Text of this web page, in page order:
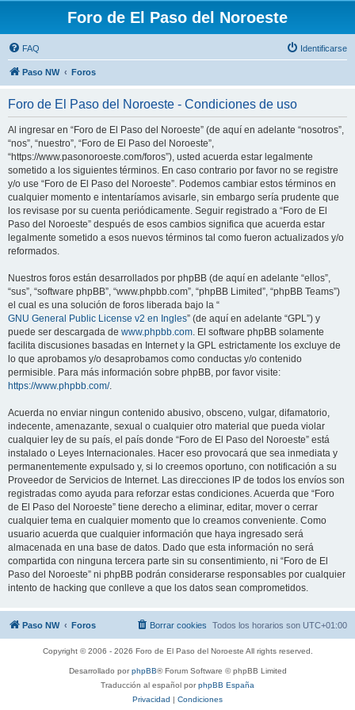
Foro de El Paso del Noroeste
FAQ Identificarse
Paso NW Foros
Foro de El Paso del Noroeste - Condiciones de uso
Al ingresar en “Foro de El Paso del Noroeste” (de aquí en adelante “nosotros”,
“nos”, “nuestro”, “Foro de El Paso del Noroeste”,
“https://www.pasonoroeste.com/foros”), usted acuerda estar legalmente
sometido a los siguientes términos. En caso contrario por favor no se registre
y/o use “Foro de El Paso del Noroeste”. Podemos cambiar estos términos en
cualquier momento e intentaríamos avisarle, sin embargo sería prudente que
los revisase por su cuenta periódicamente. Seguir registrado a “Foro de El
Paso del Noroeste” después de esos cambios significa que acuerda estar
legalmente sometido a esos nuevos términos tal como fueron actualizados y/o
reformados.
Nuestros foros están desarrollados por phpBB (de aquí en adelante “ellos”,
“sus”, “software phpBB”, “www.phpbb.com”, “phpBB Limited”, “phpBB Teams”)
el cual es una solución de foros liberada bajo la “
GNU General Public License v2 en Ingles” (de aquí en adelante “GPL”) y
puede ser descargada de www.phpbb.com. El software phpBB solamente
facilita discusiones basadas en Internet y la GPL estrictamente los excluye de
lo que aprobamos y/o desaprobamos como conductas y/o contenido
permisible. Para más información sobre phpBB, por favor visite:
https://www.phpbb.com/.
Acuerda no enviar ningun contenido abusivo, obsceno, vulgar, difamatorio,
indecente, amenazante, sexual o cualquier otro material que pueda violar
cualquier ley de su país, el país donde “Foro de El Paso del Noroeste” está
instalado o Leyes Internacionales. Hacer eso provocará que sea inmediata y
permanentemente expulsado y, si lo creemos oportuno, con notificación a su
Proveedor de Servicios de Internet. Las direcciones IP de todos los envíos son
registradas como ayuda para reforzar estas condiciones. Acuerda que “Foro
de El Paso del Noroeste” tiene derecho a eliminar, editar, mover o cerrar
cualquier tema en cualquier momento que lo creamos conveniente. Como
usuario acuerda que cualquier información que haya ingresado será
almacenada en una base de datos. Dado que esta información no será
compartida con ninguna tercera parte sin su consentimiento, ni “Foro de El
Paso del Noroeste” ni phpBB podrán considerarse responsables por cualquier
intento de hacking que conlleve a que los datos sean comprometidos.
Paso NW Foros Todos los horarios son UTC+01:00
Borrar cookies
Copyright © 2006 - 2026 Foro de El Paso del Noroeste All rights reserved.
Desarrollado porphpBB® Forum Software © phpBB Limited
Traducción al español porphpBB España
Privacidad | Condiciones